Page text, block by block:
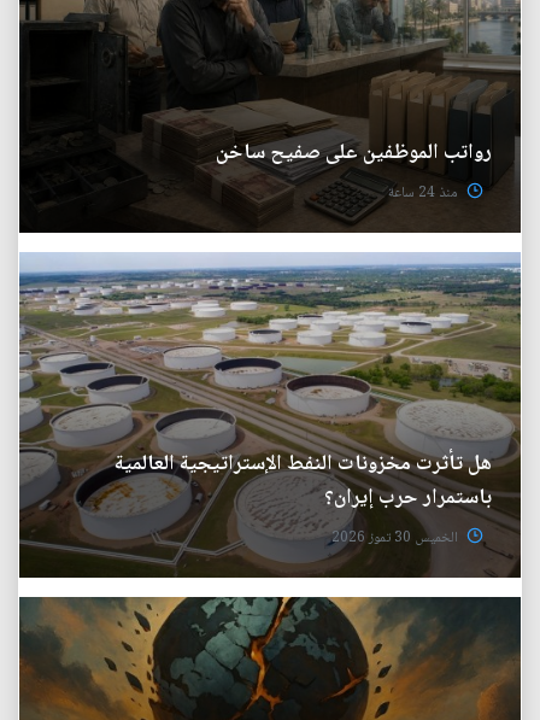
رواتب الموظفين على صفيح ساخن
منذ 24 ساعة
هل تأثرت مخزونات النفط الإستراتيجية العالمية
باستمرار حرب إيران؟
الخميس 30 تموز 2026